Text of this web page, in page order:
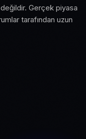
Gerçek piyasa
tarafından uzun